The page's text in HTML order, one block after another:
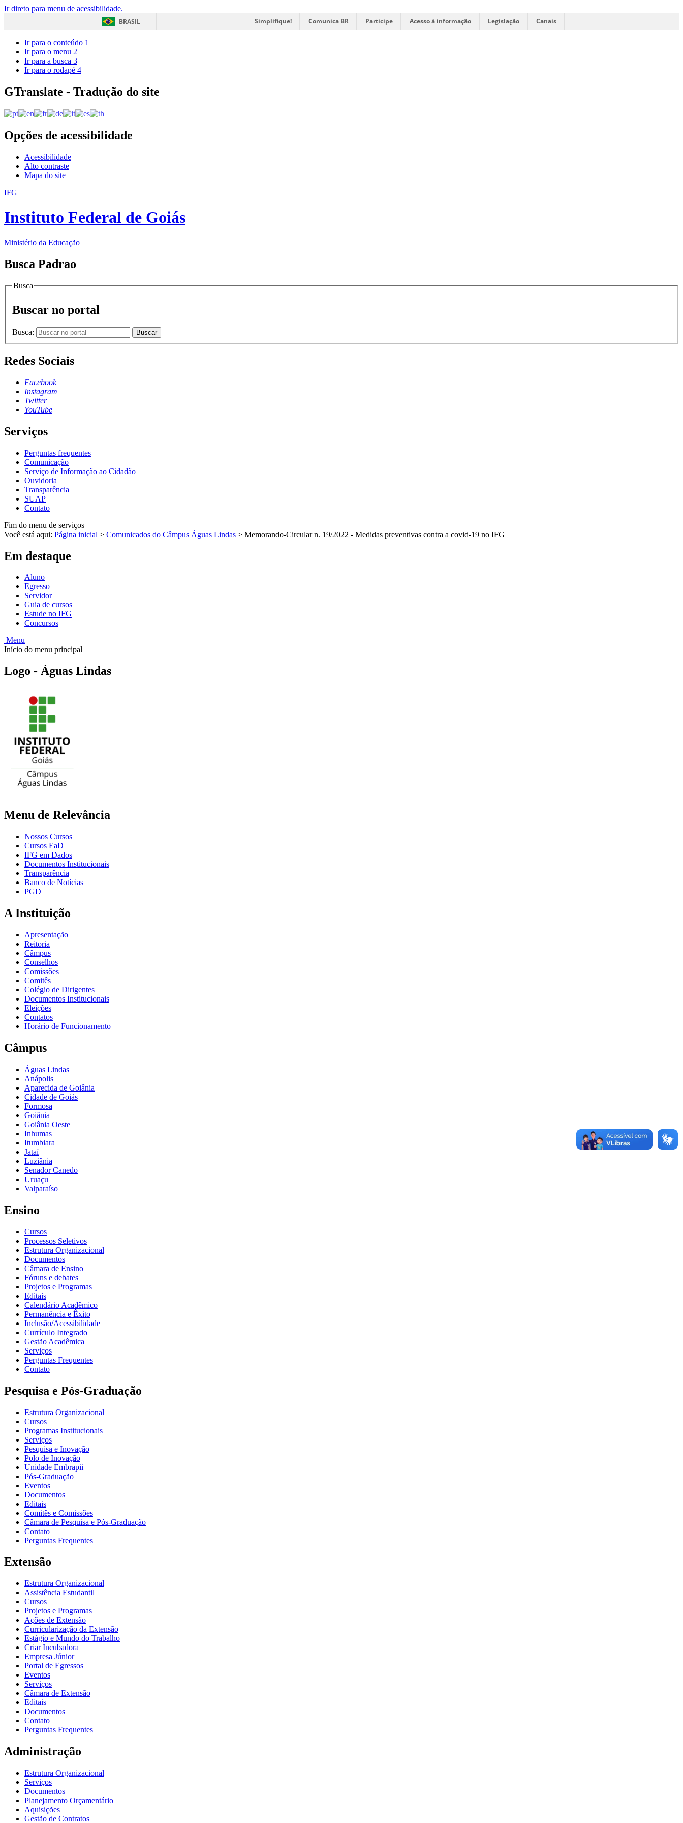
Ir direto para menu de acessibilidade.
BRASIL
Simplifique! Comunica BR Participe Acesso à informação Legislação Canais
Ir para o conteúdo 1
Ir para o menu 2
Ir para a busca 3
Ir para o rodapé 4
GTranslate - Tradução do site
Opções de acessibilidade
Acessibilidade
Alto contraste
Mapa do site
IFG
Instituto Federal de Goiás
Ministério da Educação
Busca Padrao
Busca
Buscar no portal
Busca: Buscar
Redes Sociais
Facebook
Instagram
Twitter
YouTube
Serviços
Perguntas frequentes
Comunicação
Serviço de Informação ao Cidadão
Ouvidoria
Transparência
SUAP
Contato
Fim do menu de serviços
Você está aqui: Página inicial > Comunicados do Câmpus Águas Lindas > Memorando-Circular n. 19/2022 - Medidas preventivas contra a covid-19 no IFG
Em destaque
Aluno
Egresso
Servidor
Guia de cursos
Estude no IFG
Concursos
Menu
Início do menu principal
Logo - Águas Lindas
Menu de Relevância
Nossos Cursos
Cursos EaD
IFG em Dados
Documentos Institucionais
Transparência
Banco de Notícias
PGD
A Instituição
Apresentação
Reitoria
Câmpus
Conselhos
Comissões
Comitês
Colégio de Dirigentes
Documentos Institucionais
Eleições
Contatos
Horário de Funcionamento
Câmpus
Águas Lindas
Anápolis
Aparecida de Goiânia
Cidade de Goiás
Formosa
Goiânia
Goiânia Oeste
Inhumas
Itumbiara
Jataí
Luziânia
Senador Canedo
Uruaçu
Valparaíso
Ensino
Cursos
Processos Seletivos
Estrutura Organizacional
Documentos
Câmara de Ensino
Fóruns e debates
Projetos e Programas
Editais
Calendário Acadêmico
Permanência e Êxito
Inclusão/Acessibilidade
Currículo Integrado
Gestão Acadêmica
Serviços
Perguntas Frequentes
Contato
Pesquisa e Pós-Graduação
Estrutura Organizacional
Cursos
Programas Institucionais
Serviços
Pesquisa e Inovação
Polo de Inovação
Unidade Embrapii
Pós-Graduação
Eventos
Documentos
Editais
Comitês e Comissões
Câmara de Pesquisa e Pós-Graduação
Contato
Perguntas Frequentes
Extensão
Estrutura Organizacional
Assistência Estudantil
Cursos
Projetos e Programas
Ações de Extensão
Curricularização da Extensão
Estágio e Mundo do Trabalho
Criar Incubadora
Empresa Júnior
Portal de Egressos
Eventos
Serviços
Câmara de Extensão
Editais
Documentos
Contato
Perguntas Frequentes
Administração
Estrutura Organizacional
Serviços
Documentos
Planejamento Orçamentário
Aquisições
Gestão de Contratos